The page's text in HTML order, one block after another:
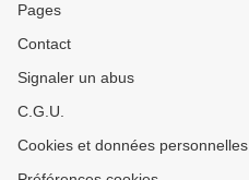
Pages
Contact
Signaler un abus
C.G.U.
Cookies et données personnelles